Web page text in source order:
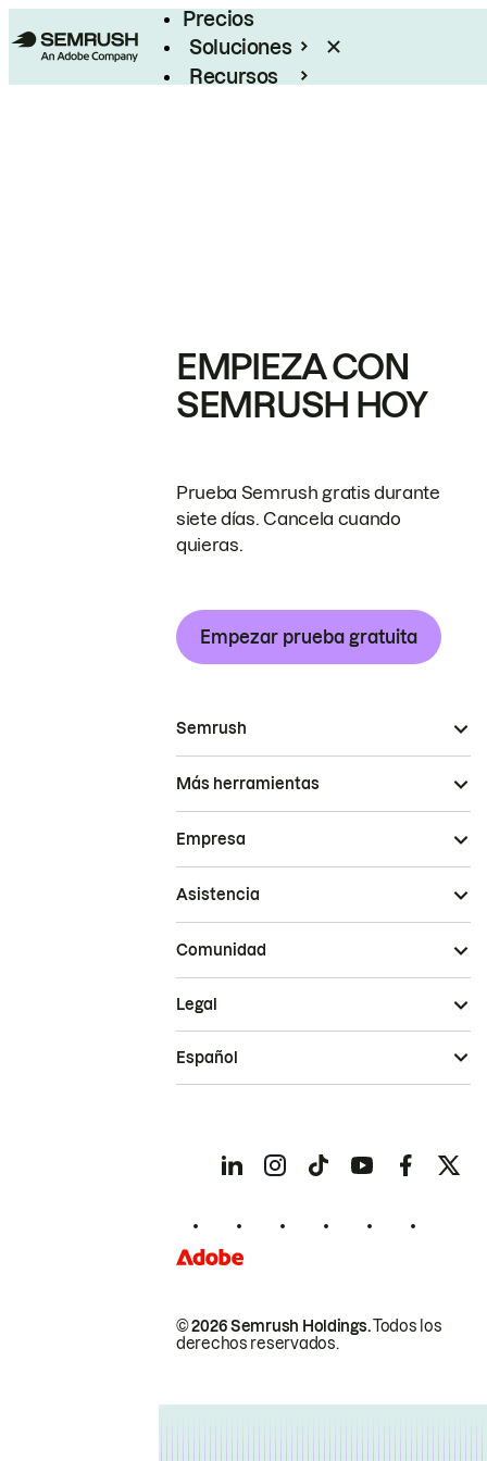
Precios
Soluciones
Recursos
EMPIEZA CON
SEMRUSH HOY
Prueba Semrush gratis durante
siete días. Cancela cuando
quieras.
Empezar prueba gratuita
Semrush
Más herramientas
Empresa
Asistencia
Comunidad
© 2026 Semrush Holdings.Todos los
derechos reservados.
Legal
Español